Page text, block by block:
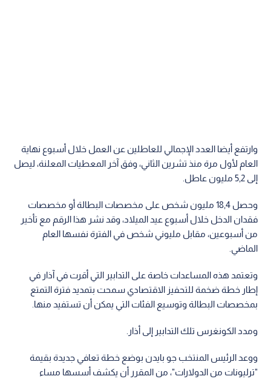
وارتفع أيضا العدد الإجمالي للعاطلين عن العمل خلال أسبوع نهاية
العام لأول مرة منذ تشرين الثاني، وفق آخر المعطيات المعلنة، ليصل
إلى 5,2 مليون عاطل.
وحصل 18,4 مليون شخص على مخصصات البطالة أو مخصصات
فقدان الدخل خلال أسبوع عيد الميلاد، وقد نشر هذا الرقم مع تأخير
من أسبوعين، مقابل مليوني شخص في الفترة نفسها العام
الماضي.
وتعتمد هذه المساعدات خاصة على التدابير التي أقرت في آذار في
إطار خطة ضخمة للتحفيز الاقتصادي سمحت بتمديد فترة التمتع
بمخصصات البطالة وتوسيع الفئات التي يمكن أن تستفيد منها.
ومدد الكونغرس تلك التدابير إلى أذار.
ووعد الرئيس المنتخب جو بايدن بوضع خطة تعافي جديدة بقيمة
"ترليونات من الدولارات"، من المقرر أن يكشف أسسها مساء